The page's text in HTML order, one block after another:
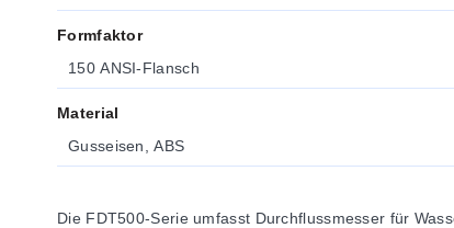
Formfaktor
150 ANSI-Flansch
Material
Gusseisen, ABS
Die FDT500-Serie umfasst Durchflussmesser für